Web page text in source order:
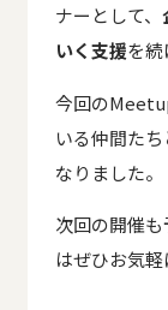
ナーとして、
いく支援を続
今回の
いる仲間た
なりました。
次回の開催
はぜひお気軽